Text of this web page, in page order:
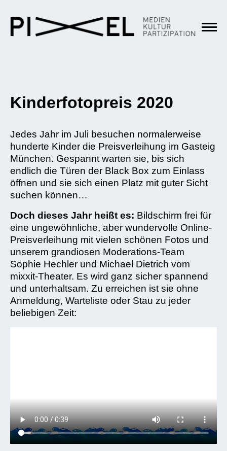
Kinderfotopreis 2020
Jedes Jahr im Juli besuchen normalerweise
hunderte Kinder die Preisverleihung im Gasteig
München. Gespannt warten sie, bis sich
endlich die Türen der Black Box zum Einlass
öffnen und sie sich einen Platz mit guter Sicht
suchen können…
Doch dieses Jahr heißt es: Bildschirm frei für
eine ungewöhnliche, aber wundervolle Online-
Preisverleihung mit vielen schönen Fotos und
unserem grandiosen Moderations-Team
Sophie Hechler und Michael Dietrich vom
mixxit-Theater. Es wird ganz sicher spannend
und unterhaltsam. Zu erreichen ist sie ohne
Anmeldung, Warteliste oder Stau zu jeder
beliebigen Zeit: